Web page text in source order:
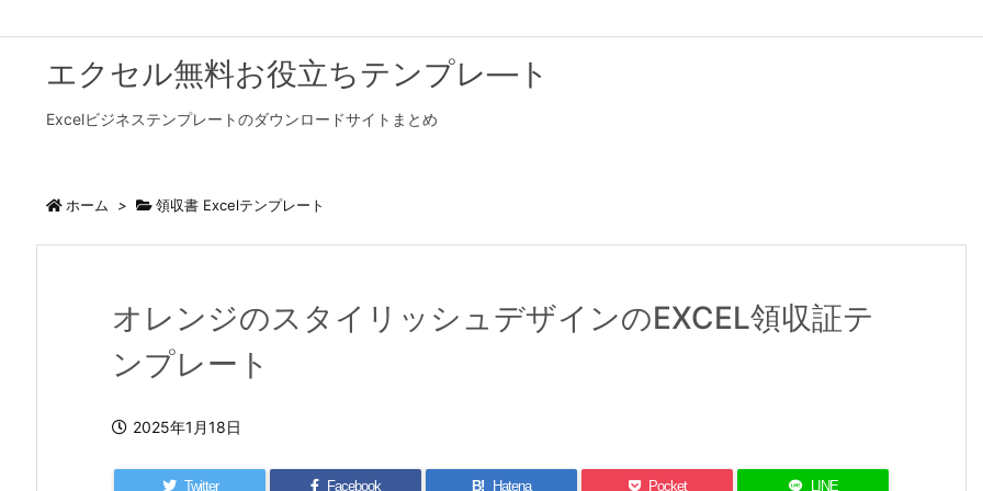
エクセル無料お役立ちテンプレ―ト
Excelビジネステンプレートのダウンロードサイトまとめ
ホーム > 領収書 Excelテンプレート
オレンジのスタイリッシュデザインのEXCEL領収証テ
ンプレート
2025年1月18日
Twitter Facebook B! Hatena Pocket LINE